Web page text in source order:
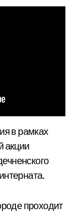
акции
проходит